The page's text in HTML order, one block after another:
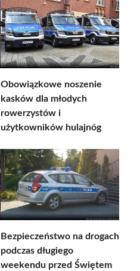
Obowiązkowe noszenie
kasków dla młodych
rowerzystów i
użytkowników hulajnóg
Bezpieczeństwo na drogach
podczas długiego
weekendu przed Świętem